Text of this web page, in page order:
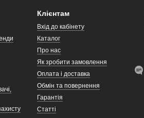
Клієнтам
Вхід до кабінету
Каталог
Про нас
Як зробити замовлення
Оплата і доставка
Обмін та повернення
Гарантія
Статті